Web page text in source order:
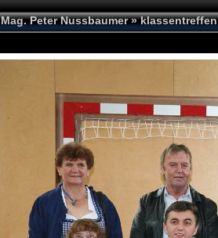
Mag. Peter Nussbaumer»klassentreffen